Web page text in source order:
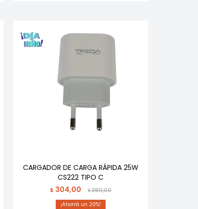
CARGADOR DE CARGA RÁPIDA 25W
CS222 TIPO C
$ 304,00 $380,00
20